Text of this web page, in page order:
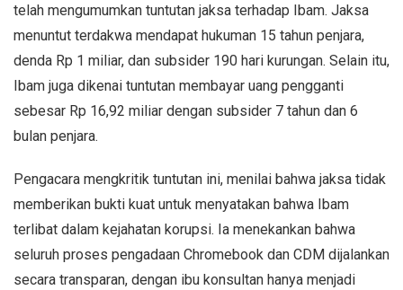
telah mengumumkan tuntutan jaksa terhadap Ibam. Jaksa
menuntut terdakwa mendapat hukuman 15 tahun penjara,
denda Rp 1 miliar, dan subsider 190 hari kurungan. Selain itu,
Ibam juga dikenai tuntutan membayar uang pengganti
sebesar Rp 16,92 miliar dengan subsider 7 tahun dan 6
bulan penjara.
Pengacara mengkritik tuntutan ini, menilai bahwa jaksa tidak
memberikan bukti kuat untuk menyatakan bahwa Ibam
terlibat dalam kejahatan korupsi. Ia menekankan bahwa
seluruh proses pengadaan Chromebook dan CDM dijalankan
secara transparan, dengan ibu konsultan hanya menjadi